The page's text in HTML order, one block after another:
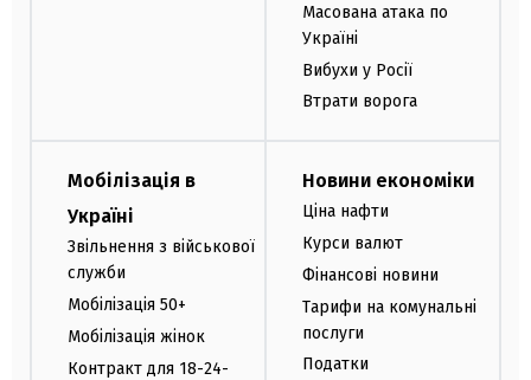
Масована атака по
Україні
Вибухи у Росії
Втрати ворога
Мобілізація в
Україні
Звільнення з військової
служби
Мобілізація 50+
Мобілізація жінок
Контракт для 18-24-
Новини економіки
Ціна нафти
Курси валют
Фінансові новини
Тарифи на комунальні
послуги
Податки